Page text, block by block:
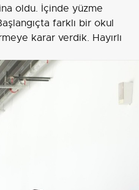
oldu. İçinde yüzme
farklı bir okul
karar verdik. Hayırlı